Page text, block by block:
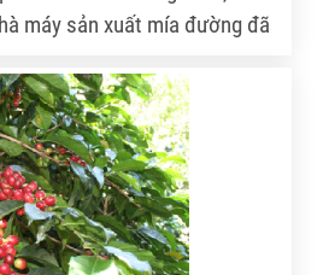
máy sản xuất mía đường đã